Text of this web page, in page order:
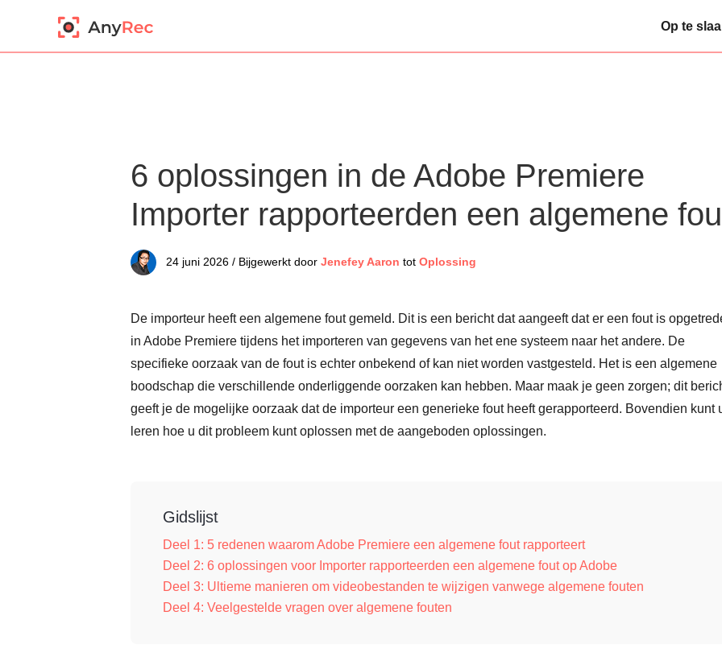
Op te
6 oplossingen in de Adobe Premiere
Importer rapporteerden een algemene
24 juni 2026 / Bijgewerkt door Jenefey Aaron tot Oplossing
De importeur heeft een algemene fout gemeld. Dit is een bericht dat aangeeft dat er een fout is
in Adobe Premiere tijdens het importeren van gegevens van het ene systeem naar het andere. De
specifieke oorzaak van de fout is echter onbekend of kan niet worden vastgesteld. Het is een algemene
boodschap die verschillende onderliggende oorzaken kan hebben. Maar maak je geen zorgen; dit
geeft je de mogelijke oorzaak dat de importeur een generieke fout heeft gerapporteerd. Bovendien kunt
leren hoe u dit probleem kunt oplossen met de aangeboden oplossingen.
Gidslijst
Deel 1: 5 redenen waarom Adobe Premiere een algemene fout rapporteert
Deel 2: 6 oplossingen voor Importer rapporteerden een algemene fout op Adobe
Deel 3: Ultieme manieren om videobestanden te wijzigen vanwege algemene fouten
Deel 4: Veelgestelde vragen over algemene fouten